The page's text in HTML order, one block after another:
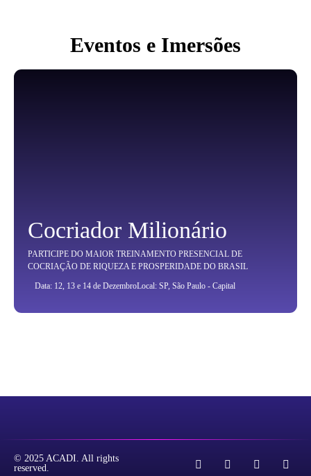
Eventos e Imersões
Cocriador Milionário
PARTICIPE DO MAIOR TREINAMENTO PRESENCIAL DE
COCRIAÇÃO DE RIQUEZA E PROSPERIDADE DO BRASIL
Data: 12, 13 e 14 de DezembroLocal: SP, São Paulo - Capital
© 2025 ACADI. All rights
reserved.